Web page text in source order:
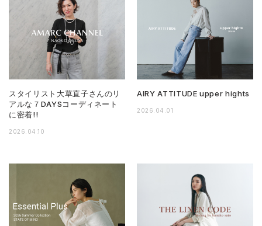
スタイリスト大草直子さんのリ
アルな７DAYSコーディネート
に密着!!
2026.04.10
AIRY ATTITUDE upper hights
2026.04.01